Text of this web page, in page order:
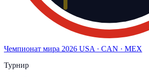
Чемпионат мира 2026 USA · CAN · MEX
Турнир